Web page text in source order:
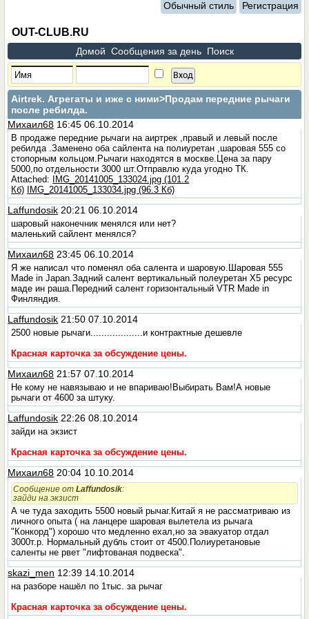
Обычный стиль Регистрация
OUT-CLUB.RU
Домой Сообщения за день Поиск
Airtrek. Агрегаты и иже с ними>Продам передние рычаги
после ребилда.
Михаил68 16:45 06.10.2014
В продаже передние рычаги на аиртрек ,правый и левый после
ребилда .Заменено оба сайлента на полиуретан ,шаровая 555 со
стопорным кольцом.Рычаги находятся в москве.Цена за пару
5000,по отдельности 3000 шт.Отправлю куда угодно ТК.
Attached:
IMG_20141005_133024.jpg (101.2
Кб)
IMG_20141005_133034.jpg (96.3 Кб)
Laffundosik 20:21 06.10.2014
шаровый наконечник менялся или нет?
маленький сайлент менялся?
Михаил68 23:45 06.10.2014
Я же написал что поменял оба салента и шаровую.Шаровая 555
Made in Japan.Задний салент вертикальный полеуретан Х5 ресурс
маде ин раша.Передний салент горизонтальный VTR Made in
Финляндия.
Laffundosik 21:50 07.10.2014
2500 новые рычаги...................и контрактные дешевле
Красная карточка за обсуждение цены.
Михаил68 21:57 07.10.2014
Не кому не навязываю и не впариваю!Выбирать Вам!А новые
рычаги от 4600 за штуку.
Laffundosik 22:26 08.10.2014
зайди на экзист
Красная карточка за обсуждение цены.
Михаил68 20:04 10.10.2014
Сообщение отLaffundosik:
зайди на экзист
А че туда заходить 5500 новый рычаг.Китай я не рассматриваю из
личного опыта ( на ланцере шаровая вылетела из рычага
"Конкорд") хорошо что медленно ехал,но за эвакуатор отдал
3000т.р. Нормальный дубль стоит от 4500.Полиуретановые
саленты не рвет "лифтованая подвеска".
skazi_men 12:39 14.10.2014
на разборе нашёл по 1тыс. за рычаг
Красная карточка за обсуждение цены.